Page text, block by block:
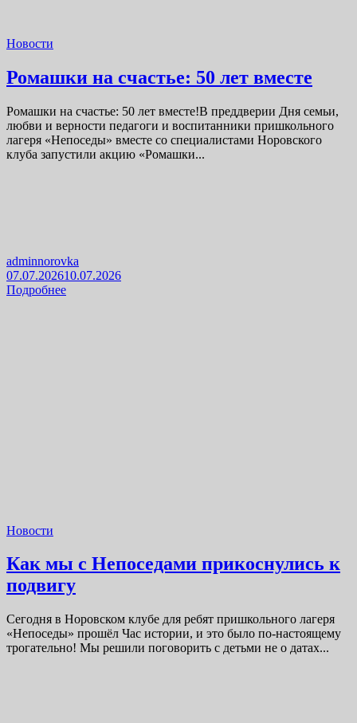
Новости
Ромашки на счастье: 50 лет вместе
Ромашки на счастье: 50 лет вместе!В преддверии Дня семьи,
любви и верности педагоги и воспитанники пришкольного
лагеря «Непоседы» вместе со специалистами Норовского
клуба запустили акцию «Ромашки...
adminnorovka
07.07.202610.07.2026
Подробнее
Новости
Как мы с Непоседами прикоснулись к
подвигу
Сегодня в Норовском клубе для ребят пришкольного лагеря
«Непоседы» прошёл Час истории, и это было по-настоящему
трогательно! Мы решили поговорить с детьми не о датах...